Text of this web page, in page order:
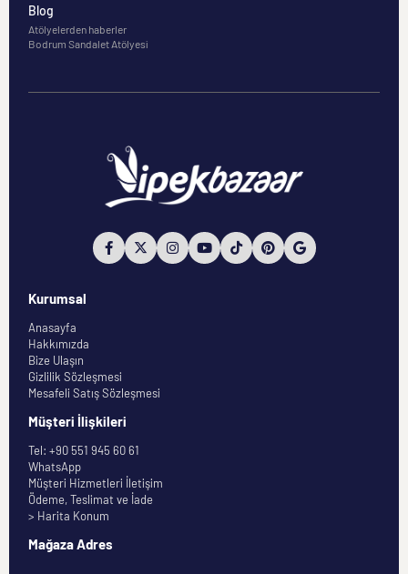
Blog
Atölyelerden haberler
Bodrum Sandalet Atölyesi
Kurumsal
Anasayfa
Hakkımızda
Bize Ulaşın
Gizlilik Sözleşmesi
Mesafeli Satış Sözleşmesi
Müşteri İlişkileri
Tel: +90 551 945 60 61
WhatsApp
Müşteri Hizmetleri İletişim
Ödeme, Teslimat ve İade
> Harita Konum
Mağaza Adres